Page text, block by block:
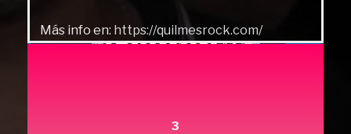
Más info en: https://quilmesrock.com/
3